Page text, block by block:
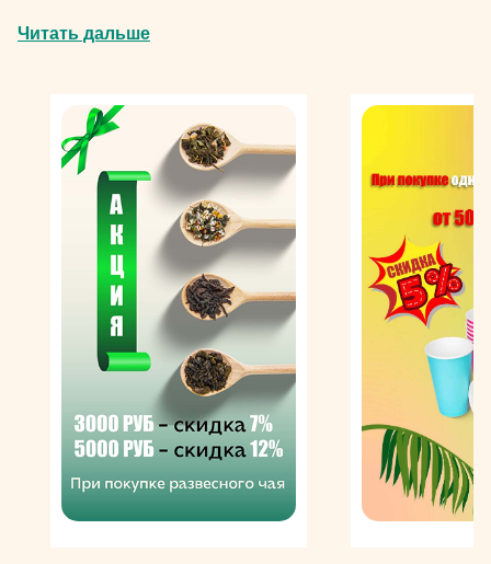
самобытной чайной культурой. В роли сырья для
Индии, обрабатываемые по методам полной и
частичной ферментации.
Недорогой и ароматный чай Ричард — бестселлер на
отечественном рынке. Он представлен черными и
зелеными сортами, предлагаемыми в чистом виде и в
дополнении душистых добавок природного
происхождения: цитрусовых, мелиссы, жасмина,
садовых фруктов и ягод. Напитки доступны для
приобретения в рассыпном формате, идеальном для
приготовления в чайнике, и удобном пакетированном
виде. Упаковки разного объема изготавливают из
плотного картона, также выпускаются оригинальные
подарочные наборы (в том числе ассорти-сеты) в
разных вариантах дизайнерского оформления. Это
универсальные презенты для близких, коллег и
друзей.
Читать дальше